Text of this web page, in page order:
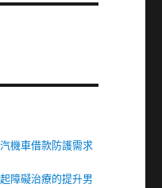
機車借款防護需求
障礙治療的提升男